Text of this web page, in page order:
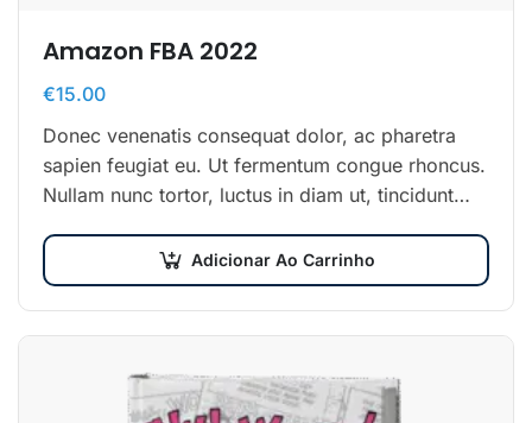
Amazon FBA 2022
€15.00
Donec venenatis consequat dolor, ac pharetra
sapien feugiat eu. Ut fermentum congue rhoncus.
Nullam nunc tortor, luctus in diam ut, tincidunt
Adicionar Ao Carrinho